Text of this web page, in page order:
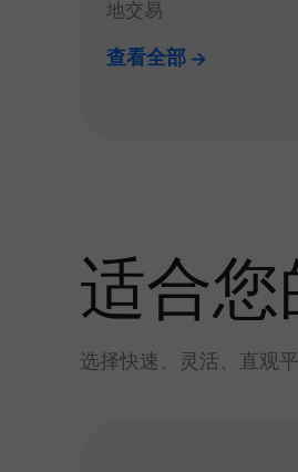
地交易
查看全部
适合您
选择快速、灵活、直观